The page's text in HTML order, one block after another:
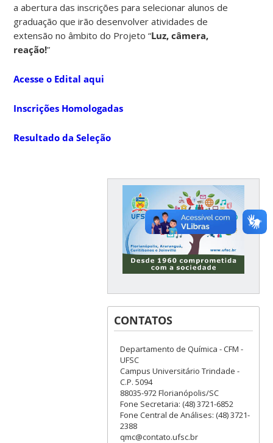
a abertura das inscrições para selecionar alunos de
graduação que irão desenvolver atividades de
extensão no âmbito do Projeto “Luz, câmera,
reação!”
Acesse o Edital aqui
Inscrições Homologadas
Resultado da Seleção
CONTATOS
Departamento de Química - CFM -
UFSC
Campus Universitário Trindade -
C.P. 5094
88035-972 Florianópolis/SC
Fone Secretaria: (48) 3721-6852
Fone Central de Análises: (48) 3721-
2388
qmc@contato.ufsc.br